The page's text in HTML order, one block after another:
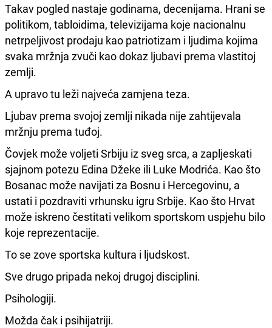
Takav pogled nastaje godinama, decenijama. Hrani se
politikom, tabloidima, televizijama koje nacionalnu
netrpeljivost prodaju kao patriotizam i ljudima kojima
svaka mržnja zvuči kao dokaz ljubavi prema vlastitoj
zemlji.
A upravo tu leži najveća zamjena teza.
Ljubav prema svojoj zemlji nikada nije zahtijevala
mržnju prema tuđoj.
Čovjek može voljeti Srbiju iz sveg srca, a zapljeskati
sjajnom potezu Edina Džeke ili Luke Modrića. Kao što
Bosanac može navijati za Bosnu i Hercegovinu, a
ustati i pozdraviti vrhunsku igru Srbije. Kao što Hrvat
može iskreno čestitati velikom sportskom uspjehu bilo
koje reprezentacije.
To se zove sportska kultura i ljudskost.
Sve drugo pripada nekoj drugoj disciplini.
Psihologiji.
Možda čak i psihijatriji.